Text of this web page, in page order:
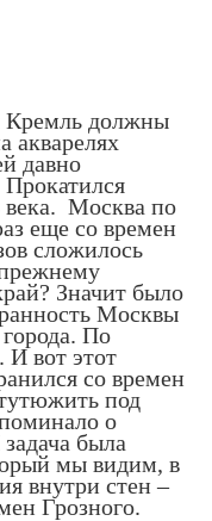
Кремль должны
акварелях
давно
Прокатился
Москва по
еще со времен
сложилось
Значит было
Москвы
По
И вот этот
со времен
под
о
была
мы видим, в
внутри стен –
Грозного.